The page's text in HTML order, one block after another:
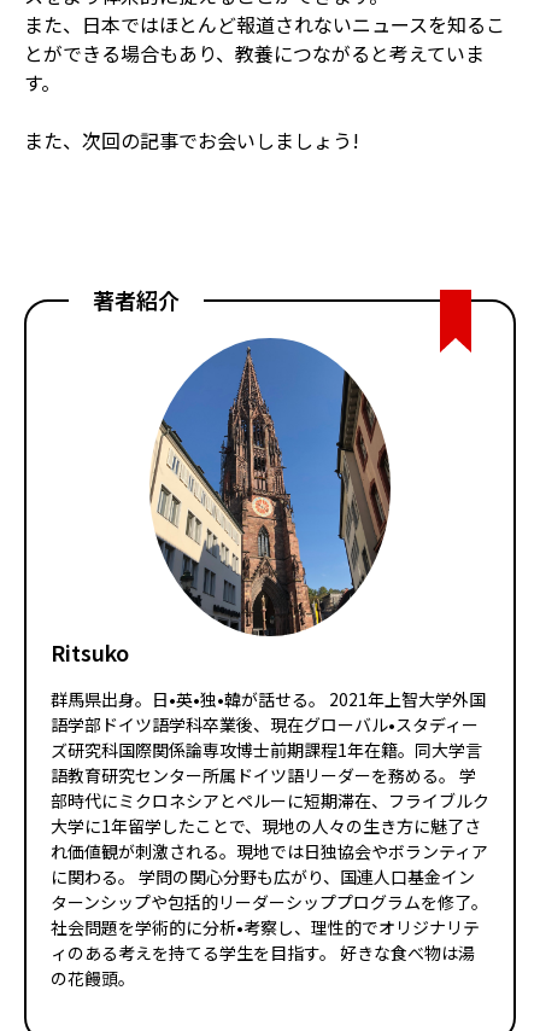
また、日本ではほとんど報道されないニュースを知るこ
とができる場合もあり、教養につながると考えていま
す。
また、次回の記事でお会いしましょう!
著者紹介
Ritsuko
群馬県出身。日•英•独•韓が話せる。 2021年上智大学外国
語学部ドイツ語学科卒業後、現在グローバル•スタディー
ズ研究科国際関係論専攻博士前期課程1年在籍。同大学言
語教育研究センター所属ドイツ語リーダーを務める。 学
部時代にミクロネシアとペルーに短期滞在、フライブルク
大学に1年留学したことで、現地の人々の生き方に魅了さ
れ価値観が刺激される。現地では日独協会やボランティア
に関わる。 学問の関心分野も広がり、国連人口基金イン
ターンシップや包括的リーダーシッププログラムを修了。
社会問題を学術的に分析•考察し、理性的でオリジナリテ
ィのある考えを持てる学生を目指す。 好きな食べ物は湯
の花饅頭。